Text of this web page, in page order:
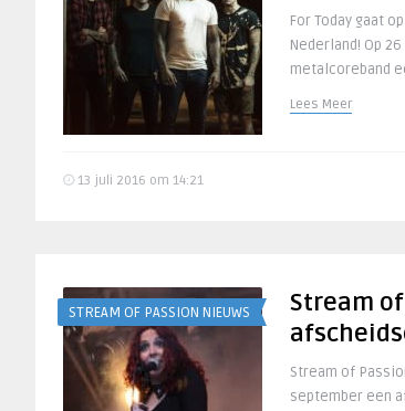
For Today gaat
Nederland! Op
metalcoreband
Lees Meer
13 juli 2016 om 14:21
STREAM OF PASSION NIEUWS
Stream
Stream of
september een